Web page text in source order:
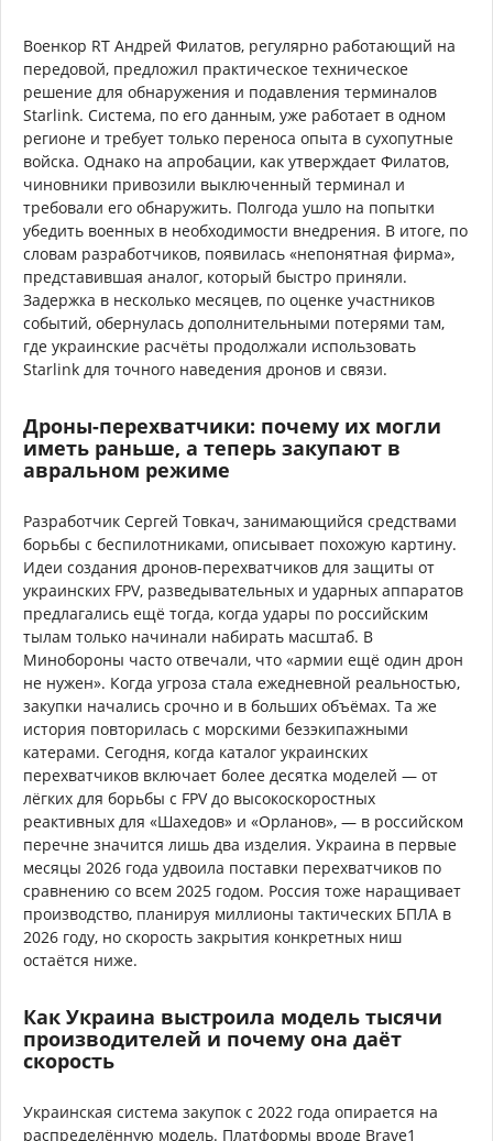
Военкор RT Андрей Филатов, регулярно работающий на
передовой, предложил практическое техническое
решение для обнаружения и подавления терминалов
Starlink. Система, по его данным, уже работает в одном
регионе и требует только переноса опыта в сухопутные
войска. Однако на апробации, как утверждает Филатов,
чиновники привозили выключенный терминал и
требовали его обнаружить. Полгода ушло на попытки
убедить военных в необходимости внедрения. В итоге, по
словам разработчиков, появилась «непонятная фирма»,
представившая аналог, который быстро приняли.
Задержка в несколько месяцев, по оценке участников
событий, обернулась дополнительными потерями там,
где украинские расчёты продолжали использовать
Starlink для точного наведения дронов и связи.
Дроны-перехватчики: почему их могли
иметь раньше, а теперь закупают в
авральном режиме
Разработчик Сергей Товкач, занимающийся средствами
борьбы с беспилотниками, описывает похожую картину.
Идеи создания дронов-перехватчиков для защиты от
украинских FPV, разведывательных и ударных аппаратов
предлагались ещё тогда, когда удары по российским
тылам только начинали набирать масштаб. В
Минобороны часто отвечали, что «армии ещё один дрон
не нужен». Когда угроза стала ежедневной реальностью,
закупки начались срочно и в больших объёмах. Та же
история повторилась с морскими безэкипажными
катерами. Сегодня, когда каталог украинских
перехватчиков включает более десятка моделей — от
лёгких для борьбы с FPV до высокоскоростных
реактивных для «Шахедов» и «Орланов», — в российском
перечне значится лишь два изделия. Украина в первые
месяцы 2026 года удвоила поставки перехватчиков по
сравнению со всем 2025 годом. Россия тоже наращивает
производство, планируя миллионы тактических БПЛА в
2026 году, но скорость закрытия конкретных ниш
остаётся ниже.
Как Украина выстроила модель тысячи
производителей и почему она даёт
скорость
Украинская система закупок с 2022 года опирается на
распределённую модель. Платформы вроде Brave1